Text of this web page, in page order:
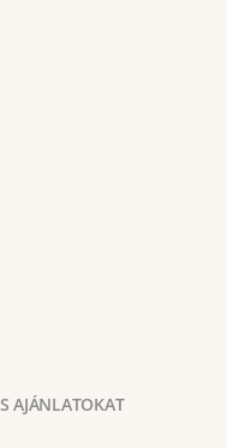
AJÁNLATOKAT